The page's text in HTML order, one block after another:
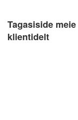
Tagasiside meie
klientidelt